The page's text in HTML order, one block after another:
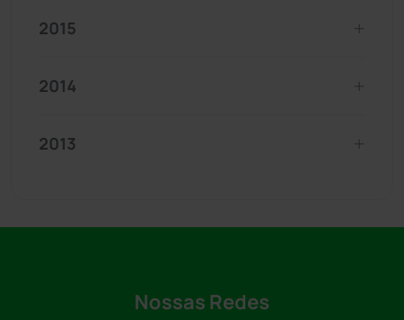
2015
2014
2013
Nossas Redes